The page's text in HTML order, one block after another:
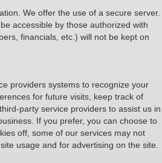
We offer the use of a secure server.
accessible by those authorized with
financials, etc.) will not be kept on
providers systems to recognize your
for future visits, keep track of
party service providers to assist us in
If you prefer, you can choose to
off, some of our services may not
usage and for advertising on the site.